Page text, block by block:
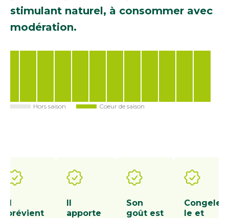
stimulant naturel, à consommer avec
modération.
Hors saison Coeur de saison
Il
prévient
Il
apporte
Son
goût est
le et